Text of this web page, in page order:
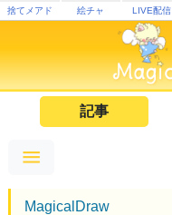
捨てメアド 絵チャ LIVE配信
記事
MagicalDraw